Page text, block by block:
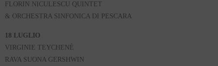
FLORIN NICULESCU QUINTET
& ORCHESTRA SINFONICA DI PESCARA
18 LUGLIO
VIRGINIE TEYCHENÈ
RAVA SUONA GERSHWIN